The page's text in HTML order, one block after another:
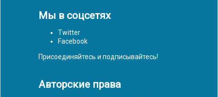
Мы в соцсетях
Twitter
Facebook
Присоединяйтесь и подписывайтесь!
Авторские права